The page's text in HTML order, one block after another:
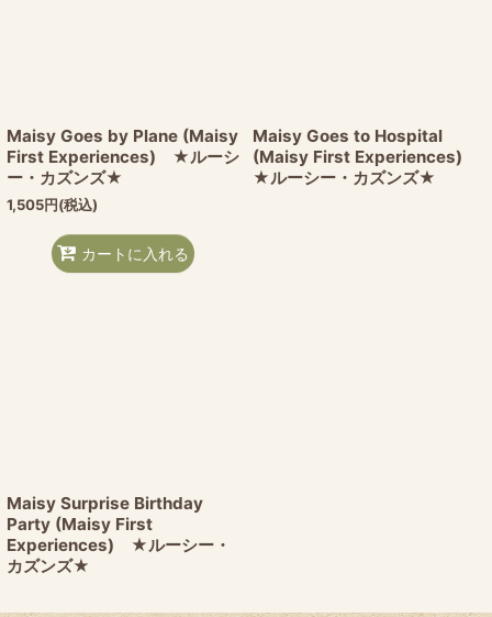
Maisy Goes by Plane (Maisy
First Experiences) ★ルーシ
ー・カズンズ★
1,505円(税込)
カートに入れる
Maisy Goes to Hospital
(Maisy First Experiences)
★ルーシー・カズンズ★
Maisy Surprise Birthday
Party (Maisy First
Experiences) ★ルーシー・
カズンズ★